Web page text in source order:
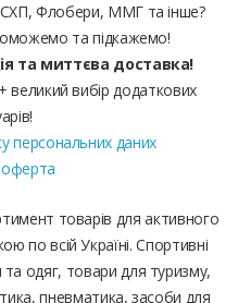
Флобери, ММГ та інше?
та підкажемо!
та миттєва доставка!
великий вибір додаткових
персональних даних
оферта
товарів для активного
по всій Україні. Спортивні
одяг, товари для туризму,
пневматика, засоби для